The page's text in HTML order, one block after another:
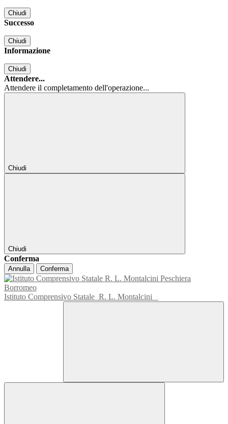
Chiudi
Successo
Chiudi
Informazione
Chiudi
Attendere...
Attendere il completamento dell'operazione...
Chiudi
Chiudi
Conferma
Annulla Conferma
Istituto Comprensivo Statale R. L. Montalcini